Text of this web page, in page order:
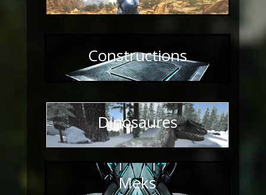
Constructions
Dinosaures
Meks